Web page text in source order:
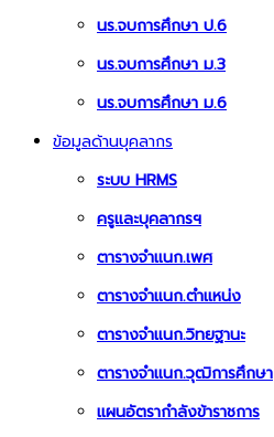
นร.จบการศึกษา ป.6
นร.จบการศึกษา ม.3
นร.จบการศึกษา ม.6
ข้อมูลด้านบุคลากร
ระบบ HRMS
ครูและบุคลากรฯ
ตารางจำแนก.เพศ
ตารางจำแนก.ตำแหน่ง
ตารางจำแนก.วิทยฐานะ
ตารางจำแนก.วุฒิการศึกษา
แผนอัตรากำลังข้าราชการ